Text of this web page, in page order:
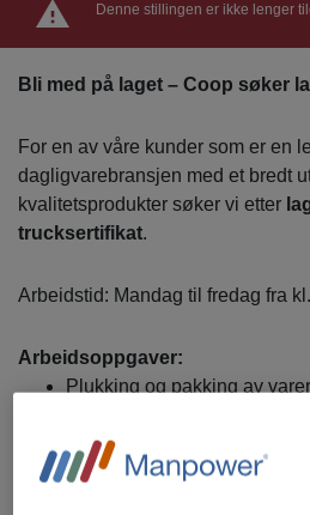
Denne stillingen er ikke lenger
Bli med på laget – Coop søker
For en av våre kunder som er en
dagligvarebransjen med et bredt
kvalitetsprodukter søker vi etter
trucksertifikat.
Arbeidstid: Mandag til fredag fra
Arbeidsoppgaver:
Plukking og pakking av
Sørge for riktig og effektiv
Bidra til generelt vedlikehold